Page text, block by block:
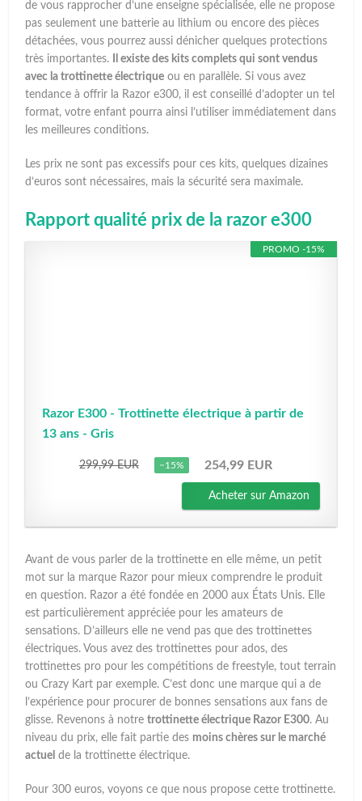
de vous rapprocher d’une enseigne spécialisée, elle ne propose
pas seulement une batterie au lithium ou encore des pièces
détachées, vous pourrez aussi dénicher quelques protections
très importantes.
Il existe des kits complets qui sont vendus
avec la trottinette électrique ou en parallèle. Si vous avez
tendance à offrir la Razor e300, il est conseillé d’adopter un tel
format, votre enfant pourra ainsi l’utiliser immédiatement dans
les meilleures conditions.
Les prix ne sont pas excessifs pour ces kits, quelques dizaines
d’euros sont nécessaires, mais la sécurité sera maximale.
Rapport qualité prix de la razor e300
PROMO -15%
Razor E300 - Trottinette électrique à partir de
13 ans - Gris
299,99 EUR −15% 254,99 EUR
Acheter sur Amazon
Avant de vous parler de la trottinette en elle même, un petit
mot sur la marque Razor pour mieux comprendre le produit
en question. Razor a été fondée en 2000 aux États Unis. Elle
est particulièrement appréciée pour les amateurs de
sensations. D’ailleurs elle ne vend pas que des trottinettes
électriques. Vous avez des trottinettes pour ados, des
trottinettes pro pour les compétitions de freestyle, tout terrain
ou Crazy Kart par exemple. C’est donc une marque qui a de
l’expérience pour procurer de bonnes sensations aux fans de
glisse. Revenons à notretrottinette électrique Razor E300. Au
niveau du prix, elle fait partie des moins chères sur le marché
actuel de la trottinette électrique.
Pour 300 euros, voyons ce que nous propose cette trottinette.